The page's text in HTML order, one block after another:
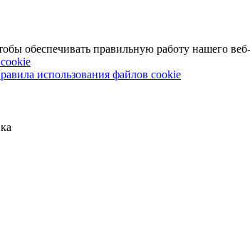
обеспечивать правильную работу нашего веб-
использования файлов cookie